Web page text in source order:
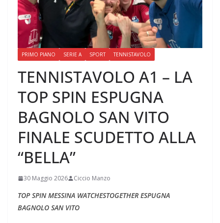
PRIMO PIANO SERIE A SPORT TENNISTAVOLO
TENNISTAVOLO A1 – LA
TOP SPIN ESPUGNA
BAGNOLO SAN VITO
FINALE SCUDETTO ALLA
“BELLA”
30 Maggio 2026 Ciccio Manzo
TOP SPIN MESSINA WATCHESTOGETHER ESPUGNA
BAGNOLO SAN VITO